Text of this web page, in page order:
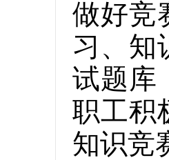
做好竞
习、知
试题库
职工积
知识竞